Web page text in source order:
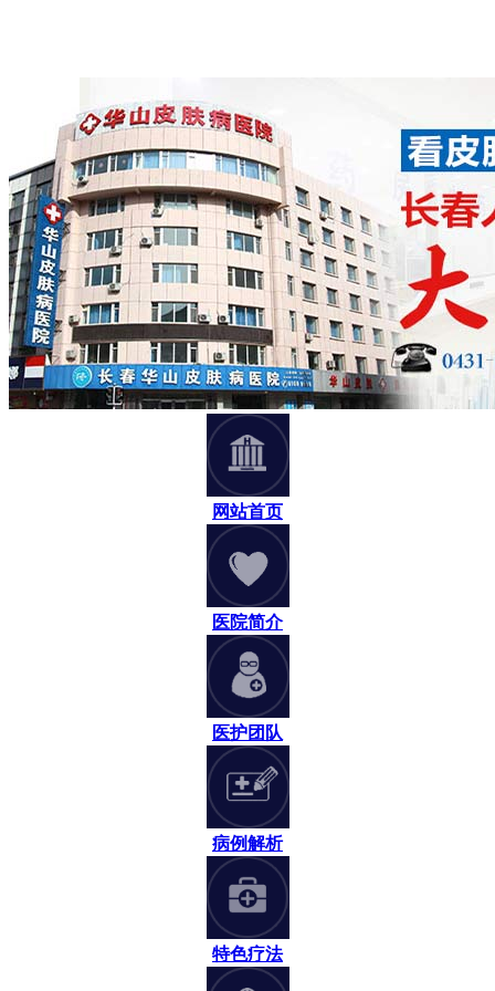
网站首页
医院简介
医护团队
病例解析
特色疗法